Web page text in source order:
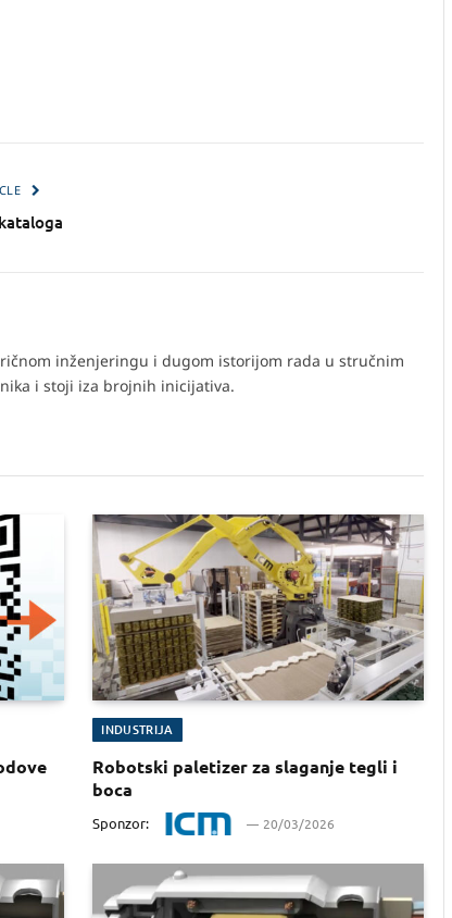
inženjeringu i dugom istorijom rada u stručnim
i stoji iza brojnih inicijativa.
INDUSTRIJA
Robotski paletizer za slaganje tegli i
boca
Sponzor: 20/03/2026